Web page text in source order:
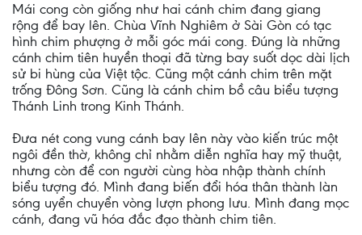
Mái cong còn giống như hai cánh chim đang giang
rộng để bay lên. Chùa Vĩnh Nghiêm ở Sài Gòn có tạc
hình chim phượng ở mỗi góc mái cong. Ðúng là những
cánh chim tiên huyền thoại đã từng bay suốt dọc dài lịch
sử bi hùng của Việt tộc. Cũng một cánh chim trên mặt
trống Ðông Sơn. Cũng là cánh chim bồ câu biểu tượng
Thánh Linh trong Kinh Thánh.
Ðưa nét cong vung cánh bay lên này vào kiến trúc một
ngôi đền thờ, không chỉ nhằm diễn nghĩa hay mỹ thuật,
nhưng còn để con người cùng hòa nhập thành chính
biểu tượng đó. Mình đang biến đổi hóa thân thành làn
sóng uyển chuyển vòng lượn phong lưu. Mình đang mọc
cánh, đang vũ hóa đắc đạo thành chim tiên.